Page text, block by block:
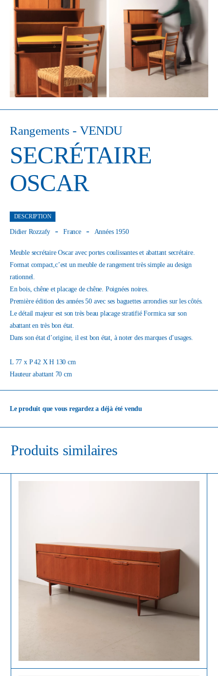
Rangements - VENDU
SECRÉTAIRE
OSCAR
DESCRIPTION
Didier Rozzafy France Années 1950
Meuble secrétaire Oscar avec portes coulissantes et abattant secrétaire.
Format compact,c’est un meuble de rangement très simple au design
rationnel.
En bois, chêne et placage de chêne. Poignées noires.
Première édition des années 50 avec ses baguettes arrondies sur les côtés.
Le détail majeur est son très beau placage stratifié Formica sur son
abattant en très bon état.
Dans son état d’origine, il est bon état, à noter des marques d’usages.
L 77 x P 42 X H 130 cm
Hauteur abattant 70 cm
Le produit que vous regardez a déjà été vendu
Produits similaires